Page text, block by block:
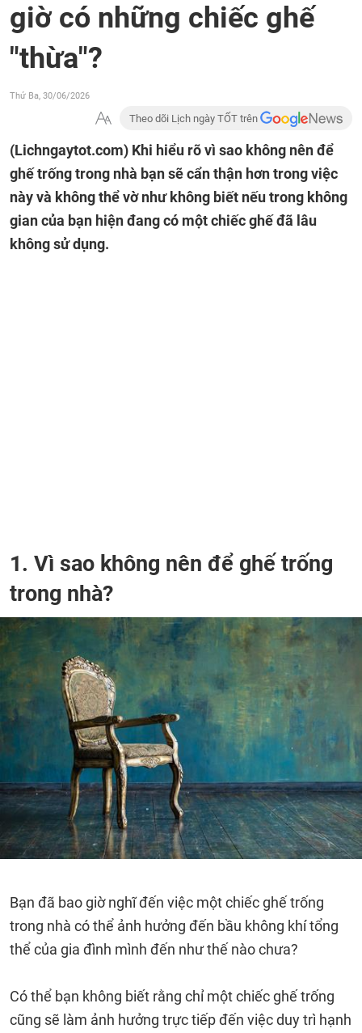
giờ có những chiếc ghế
"thừa"?
Thứ Ba, 30/06/2026
Theo dõi Lịch ngày TỐT trên
(Lichngaytot.com) Khi hiểu rõ vì sao không nên để
ghế trống trong nhà bạn sẽ cẩn thận hơn trong việc
này và không thể vờ như không biết nếu trong không
gian của bạn hiện đang có một chiếc ghế đã lâu
không sử dụng.
1. Vì sao không nên để ghế trống
trong nhà?
Bạn đã bao giờ nghĩ đến việc một chiếc ghế trống
trong nhà có thể ảnh hưởng đến bầu không khí tổng
thể của gia đình mình đến như thế nào chưa?
Có thể bạn không biết rằng chỉ một chiếc ghế trống
cũng sẽ làm ảnh hưởng trực tiếp đến việc duy trì hạnh